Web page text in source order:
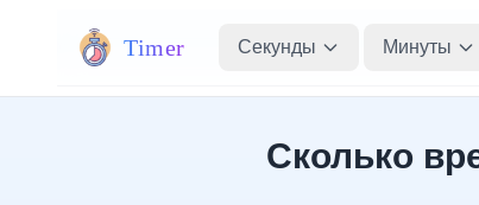
Timer Секунды Минуты
Сколько